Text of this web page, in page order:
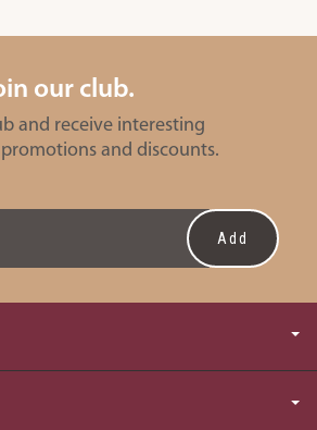
our club.
and receive interesting
and discounts.